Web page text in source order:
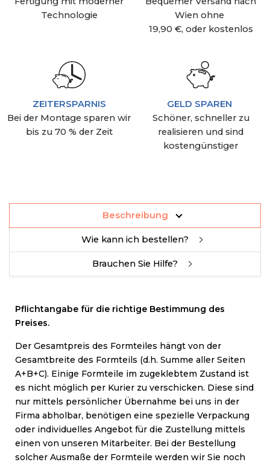
Technologie
Wien ohne
19,90 €, oder kostenlos
ZEITERSPARNIS
Bei der Montage sparen wir
bis zu 70 % der Zeit
GELD SPAREN
Schöner, schneller zu
realisieren und sind
kostengünstiger
Beschreibung
Wie kann ich bestellen?
Brauchen Sie Hilfe?
Pflichtangabe für die richtige Bestimmung des
Preises.
Der Gesamtpreis des Formteiles hängt von der
Gesamtbreite des Formteils (d.h. Summe aller Seiten
A+B+C). Einige Formteile im zugeklebtem Zustand ist
es nicht möglich per Kurier zu verschicken. Diese sind
nur mittels persönlicher Übernahme bei uns in der
Firma abholbar, benötigen eine spezielle Verpackung
oder individuelles Angebot für die Zustellung mittels
einen von unseren Mitarbeiter. Bei der Bestellung
solcher Ausmaße der Formteile werden wir Sie noch